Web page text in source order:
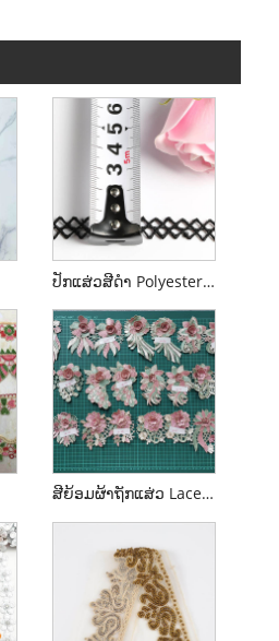
ປັກແສ່ວສີດໍາ Polyester Lace Trim
ສີຍ້ອມຜ້າຖັກແສ່ວ Lace Milkly